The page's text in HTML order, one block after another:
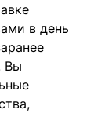
в день
Вы